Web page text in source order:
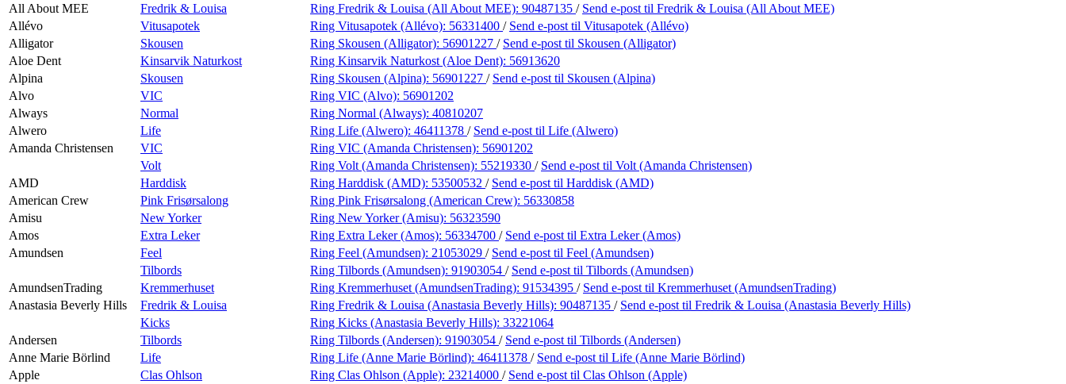
All About MEE
Fredrik & Louisa Ring Fredrik & Louisa (All About MEE): 90487135 / Send e-post til Fredrik & Louisa (All About MEE)
Allévo
Vitusapotek Ring Vitusapotek (Allévo): 56331400 / Send e-post til Vitusapotek (Allévo)
Alligator
Skousen Ring Skousen (Alligator): 56901227 / Send e-post til Skousen (Alligator)
Aloe Dent
Kinsarvik Naturkost Ring Kinsarvik Naturkost (Aloe Dent): 56913620
Alpina
Skousen Ring Skousen (Alpina): 56901227 / Send e-post til Skousen (Alpina)
Alvo
VIC Ring VIC (Alvo): 56901202
Always
Normal Ring Normal (Always): 40810207
Alwero
Life Ring Life (Alwero): 46411378 / Send e-post til Life (Alwero)
Amanda Christensen
VIC Ring VIC (Amanda Christensen): 56901202
Volt
Ring Volt (Amanda Christensen): 55219330 / Send e-post til Volt (Amanda Christensen)
AMD
Harddisk Ring Harddisk (AMD): 53500532 / Send e-post til Harddisk (AMD)
American Crew
Pink Frisørsalong Ring Pink Frisørsalong (American Crew): 56330858
Amisu
New Yorker Ring New Yorker (Amisu): 56323590
Amos
Extra Leker Ring Extra Leker (Amos): 56334700 / Send e-post til Extra Leker (Amos)
Amundsen
Feel Ring Feel (Amundsen): 21053029 / Send e-post til Feel (Amundsen)
Tilbords
Ring Tilbords (Amundsen): 91903054 / Send e-post til Tilbords (Amundsen)
AmundsenTrading
Kremmerhuset Ring Kremmerhuset (AmundsenTrading): 91534395 / Send e-post til Kremmerhuset (AmundsenTrading)
Anastasia Beverly Hills
Fredrik & Louisa Ring Fredrik & Louisa (Anastasia Beverly Hills): 90487135 / Send e-post til Fredrik & Louisa (Anastasia Beverly Hills)
Kicks
Ring Kicks (Anastasia Beverly Hills): 33221064
Andersen
Tilbords Ring Tilbords (Andersen): 91903054 / Send e-post til Tilbords (Andersen)
Anne Marie Börlind
Life Ring Life (Anne Marie Börlind): 46411378 / Send e-post til Life (Anne Marie Börlind)
Apple
Clas Ohlson Ring Clas Ohlson (Apple): 23214000 / Send e-post til Clas Ohlson (Apple)